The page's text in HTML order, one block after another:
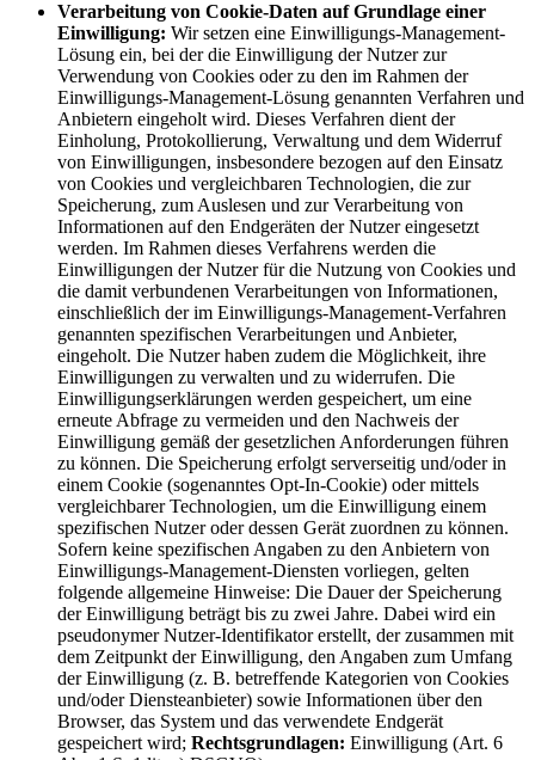
Verarbeitung von Cookie-Daten auf Grundlage einer
Einwilligung: Wir setzen eine Einwilligungs-Management-
Lösung ein, bei der die Einwilligung der Nutzer zur
Verwendung von Cookies oder zu den im Rahmen der
Einwilligungs-Management-Lösung genannten Verfahren und
Anbietern eingeholt wird. Dieses Verfahren dient der
Einholung, Protokollierung, Verwaltung und dem Widerruf
von Einwilligungen, insbesondere bezogen auf den Einsatz
von Cookies und vergleichbaren Technologien, die zur
Speicherung, zum Auslesen und zur Verarbeitung von
Informationen auf den Endgeräten der Nutzer eingesetzt
werden. Im Rahmen dieses Verfahrens werden die
Einwilligungen der Nutzer für die Nutzung von Cookies und
die damit verbundenen Verarbeitungen von Informationen,
einschließlich der im Einwilligungs-Management-Verfahren
genannten spezifischen Verarbeitungen und Anbieter,
eingeholt. Die Nutzer haben zudem die Möglichkeit, ihre
Einwilligungen zu verwalten und zu widerrufen. Die
Einwilligungserklärungen werden gespeichert, um eine
erneute Abfrage zu vermeiden und den Nachweis der
Einwilligung gemäß der gesetzlichen Anforderungen führen
zu können. Die Speicherung erfolgt serverseitig und/oder in
einem Cookie (sogenanntes Opt-In-Cookie) oder mittels
vergleichbarer Technologien, um die Einwilligung einem
spezifischen Nutzer oder dessen Gerät zuordnen zu können.
Sofern keine spezifischen Angaben zu den Anbietern von
Einwilligungs-Management-Diensten vorliegen, gelten
folgende allgemeine Hinweise: Die Dauer der Speicherung
der Einwilligung beträgt bis zu zwei Jahre. Dabei wird ein
pseudonymer Nutzer-Identifikator erstellt, der zusammen mit
dem Zeitpunkt der Einwilligung, den Angaben zum Umfang
der Einwilligung (z. B. betreffende Kategorien von Cookies
und/oder Diensteanbieter) sowie Informationen über den
Browser, das System und das verwendete Endgerät
gespeichert wird; Rechtsgrundlagen: Einwilligung (Art. 6